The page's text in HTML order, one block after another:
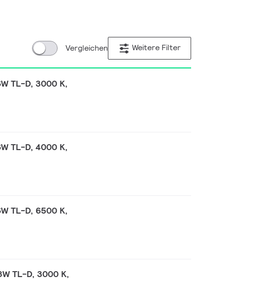
Vergleichen Weitere Filter
TL-D, 3000 K,
TL-D, 4000 K,
TL-D, 6500 K,
TL-D, 3000 K,